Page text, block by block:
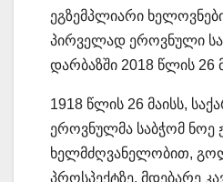
ეგზემპლიარი
პირველად ეროვნული
დარბაზში 2018 წლის 26
1918 წლის 26 მაისს,
ეროვნულმა საბჭომ ნოე
ხელმძღვანელობით,
პროსპექტზე, მდებარე